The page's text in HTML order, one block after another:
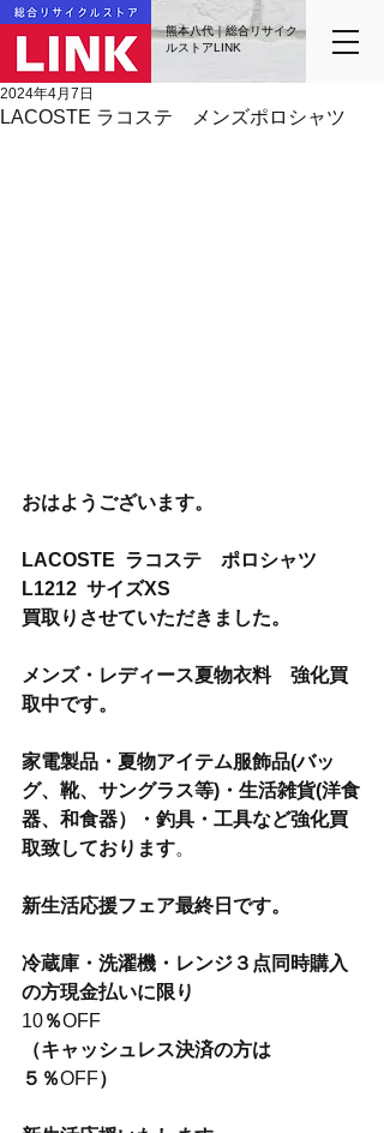
熊本八代｜総合リサイク
ルストアLINK
LACOSTE ラコステ メンズポロシャツ
2024年4月7日
おはようございます。
LACOSTE  ラコステ　ポロシャツ
L1212  サイズXS
買取りさせていただきました。
メンズ・レディース夏物衣料　強化買
取中です。
家電製品・夏物アイテム服飾品(バッ
グ、靴、サングラス等)・生活雑貨(洋食
器、和食器）・釣具・工具など強化買
取致しております。
新生活応援フェア最終日です。
冷蔵庫・洗濯機・レンジ３点同時購入
の方現金払いに限り
10％OFF
（キャッシュレス決済の方は
５％OFF）